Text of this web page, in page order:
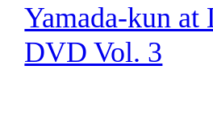
Yamada-kun at
DVD Vol. 3